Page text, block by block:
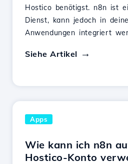
Hostico benötigst. n8n ist
Dienst, kann jedoch in
Anwendungen integriert
Siehe Artikel
Apps
Wie kann ich n8n
Hostico-Konto